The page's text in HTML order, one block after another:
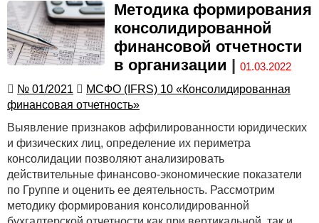
Методика формирования
консолидированной
финансовой отчетности
в организации
01.03.2022
№ 01/2021
МСФО (IFRS) 10 «Консолидированная
финансовая отчетность»
Выявление признаков аффилированности юридических
и физических лиц, определение их периметра
консолидации позволяют анализировать
действительные финансово-экономические показатели
по Группе и оценить ее деятельность. Рассмотрим
методику формирования консолидированной